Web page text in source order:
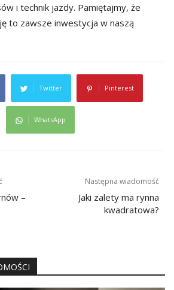
i technik jazdy. Pamiętajmy, że
to zawsze inwestycja w naszą
Twitter Pinterest
WhatsApp
–
Następna wiadomość
Jaki zalety ma rynna
kwadratowa?